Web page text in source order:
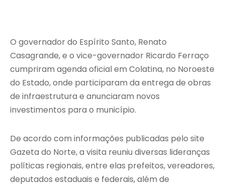
O governador do Espírito Santo, Renato
Casagrande, e o vice-governador Ricardo Ferraço
cumpriram agenda oficial em Colatina, no Noroeste
do Estado, onde participaram da entrega de obras
de infraestrutura e anunciaram novos
investimentos para o município.
De acordo com informações publicadas pelo site
Gazeta do Norte, a visita reuniu diversas lideranças
políticas regionais, entre elas prefeitos, vereadores,
deputados estaduais e federais, além de